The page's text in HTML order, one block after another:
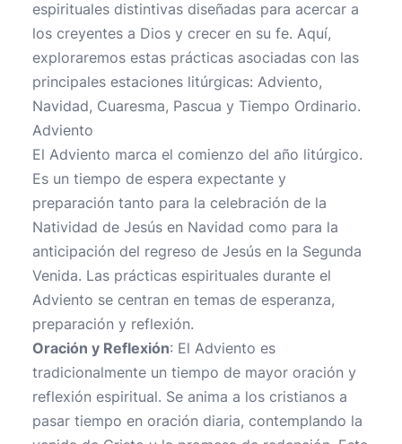
espirituales distintivas diseñadas para acercar a
los creyentes a Dios y crecer en su fe. Aquí,
exploraremos estas prácticas asociadas con las
principales estaciones litúrgicas: Adviento,
Navidad, Cuaresma, Pascua y Tiempo Ordinario.
Adviento
El Adviento marca el comienzo del año litúrgico.
Es un tiempo de espera expectante y
preparación tanto para la celebración de la
Natividad de Jesús en Navidad como para la
anticipación del regreso de Jesús en la Segunda
Venida. Las prácticas espirituales durante el
Adviento se centran en temas de esperanza,
preparación y reflexión.
Oración y Reflexión: El Adviento es
tradicionalmente un tiempo de mayor oración y
reflexión espiritual. Se anima a los cristianos a
pasar tiempo en oración diaria, contemplando la